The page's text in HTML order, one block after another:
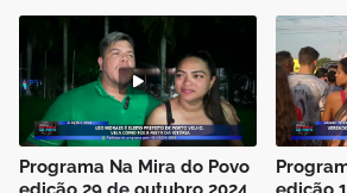
Programa Na Mira do Povo